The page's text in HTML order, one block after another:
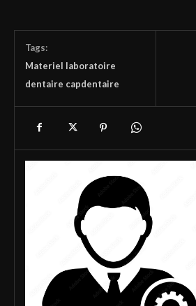
Tags:
Materiel laboratoire
dentaire capdentaire